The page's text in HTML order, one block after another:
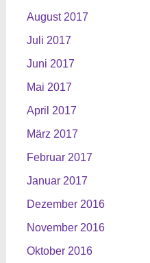
August 2017
Juli 2017
Juni 2017
Mai 2017
April 2017
März 2017
Februar 2017
Januar 2017
Dezember 2016
November 2016
Oktober 2016